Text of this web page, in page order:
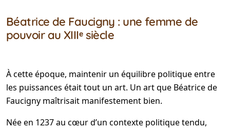
Béatrice de Faucigny : une femme de
pouvoir au XIIIᵉ siècle
À cette époque, maintenir un équilibre politique entre
les puissances était tout un art. Un art que Béatrice de
Faucigny maîtrisait manifestement bien.
Née en 1237 au cœur d’un contexte politique tendu,